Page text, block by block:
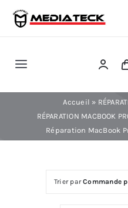
Skip
Toggle
Navigation
TÉLÉPHONIE
Accueil »
RÉPARATION MACBOOK
Réparation MacBook
Trier parCommande